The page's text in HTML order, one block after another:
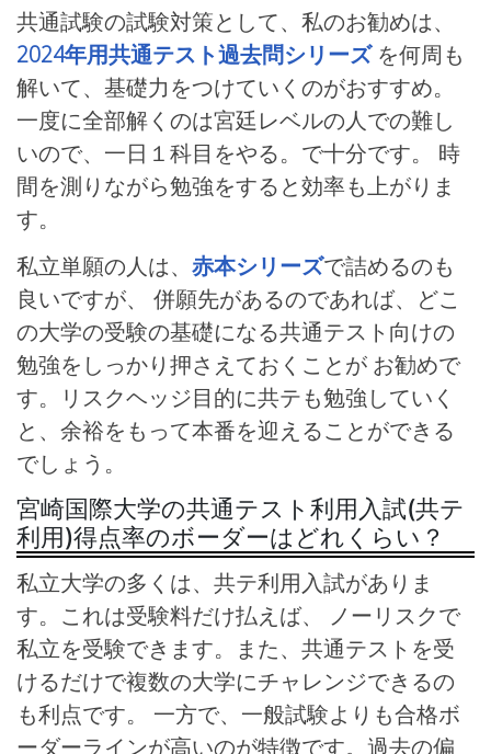
共通試験の試験対策として、私のお勧めは、
2024年用共通テスト過去問シリーズを何周も
解いて、基礎力をつけていくのがおすすめ。
一度に全部解くのは宮廷レベルの人での難し
いので、一日１科目をやる。で十分です。 時
間を測りながら勉強をすると効率も上がりま
す。
私立単願の人は、 赤本シリーズで詰めるのも
良いですが、 併願先があるのであれば、どこ
の大学の受験の基礎になる共通テスト向けの
勉強をしっかり押さえておくことが お勧めで
す。リスクヘッジ目的に共テも勉強していく
と、余裕をもって本番を迎えることができる
でしょう。
宮崎国際大学の共通テスト利用入試(共テ
利用)得点率のボーダーはどれくらい？
私立大学の多くは、共テ利用入試がありま
す。これは受験料だけ払えば、 ノーリスクで
私立を受験できます。また、共通テストを受
けるだけで複数の大学にチャレンジできるの
も利点です。 一方で、一般試験よりも合格ボ
ーダーラインが高いのが特徴です。過去の偏